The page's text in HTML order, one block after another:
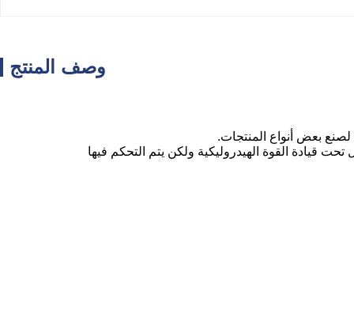
وصف المنتج
لصنع بعض أنواع المنتجات.
قيادة القوة الهيدروليكية ولكن يتم التحكم فيها